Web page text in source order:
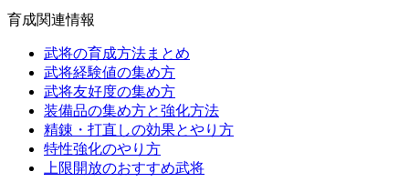
育成関連情報
武将の育成方法まとめ
武将経験値の集め方
武将友好度の集め方
装備品の集め方と強化方法
精錬・打直しの効果とやり方
特性強化のやり方
上限開放のおすすめ武将